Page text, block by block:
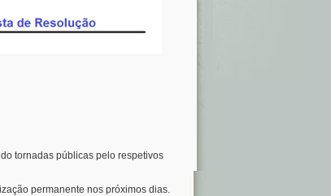
tornadas públicas pelo respetivos
permanente nos próximos dias.